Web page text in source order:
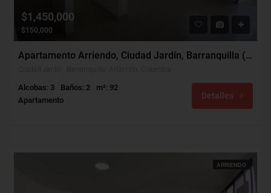
$1,450,000
$150,000
Apartamento Arriendo, Ciudad Jardín, Barranquilla (31672)
Alcobas: 3 Baños: 2
m²: 92
Apartamento
Detalles
ARRIENDO